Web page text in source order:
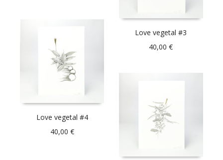
Love vegetal #3
40,00€
Love vegetal #4
40,00 €